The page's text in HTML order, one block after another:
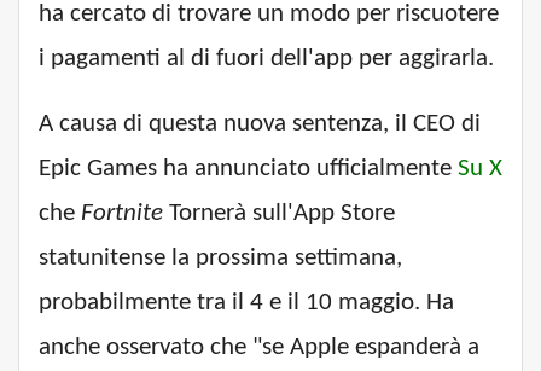
ha cercato di trovare un modo per riscuotere
i pagamenti al di fuori dell'app per aggirarla.
A causa di questa nuova sentenza, il CEO di
Epic Games ha annunciato ufficialmente Su X
che Fortnite Tornerà sull'App Store
statunitense la prossima settimana,
probabilmente tra il 4 e il 10 maggio. Ha
anche osservato che "se Apple espanderà a